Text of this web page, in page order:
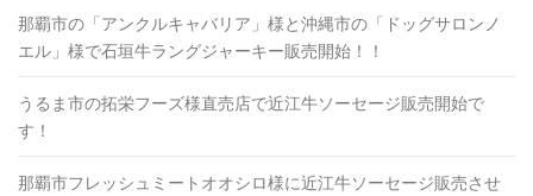
那覇市の「アンクルキャバリア」様と沖縄市の「ドッグサロンノ
エル」様で石垣牛ラングジャーキー販売開始！！
うるま市の拓栄フーズ様直売店で近江牛ソーセージ販売開始で
す！
那覇市フレッシュミートオオシロ様に近江牛ソーセージ販売させ